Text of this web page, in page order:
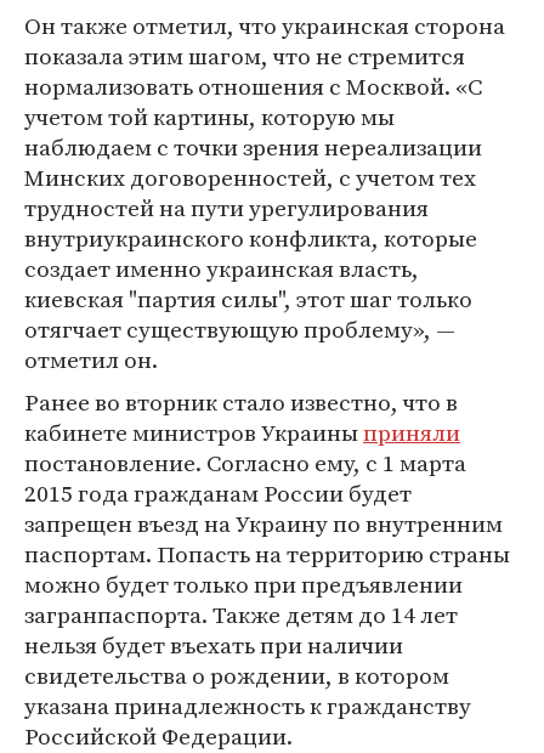
Он также отметил, что украинская сторона
показала этим шагом, что не стремится
нормализовать отношения с Москвой. «С
учетом той картины, которую мы
наблюдаем с точки зрения нереализации
Минских договоренностей, с учетом тех
трудностей на пути урегулирования
внутриукраинского конфликта, которые
создает именно украинская власть,
киевская "партия силы", этот шаг только
отягчает существующую проблему», —
отметил он.
Ранее во вторник стало известно, что в
кабинете министров Украиныприняли
постановление. Согласно ему, с 1 марта
2015 года гражданам России будет
запрещен въезд на Украину по внутренним
паспортам. Попасть на территорию страны
можно будет только при предъявлении
загранпаспорта. Также детям до 14 лет
нельзя будет въехать при наличии
свидетельства о рождении, в котором
указана принадлежность к гражданству
Российской Федерации.